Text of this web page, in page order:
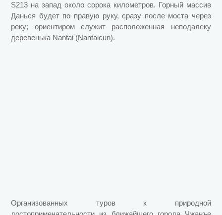
S213 на запад около сорока километров. Горный массив
Данься будет по правую руку, сразу после моста через
реку; ориентиром служит расположенная неподалеку
деревенька Nantai (Nantaicun).
Организованных туров к природной